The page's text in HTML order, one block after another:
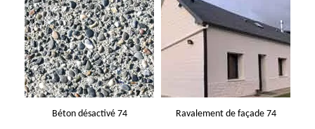
Béton désactivé 74 Ravalement de façade 74